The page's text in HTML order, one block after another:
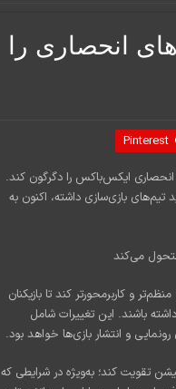
انحصاری را
Pinterest
انحصاری ایکس‌باکس را دگرگون کند.
بازی‌سازی داشته، اکنون به
و کاربرمحورتر کند تا بازیکنان
باشند. این تغییرات شامل
و انتشار بازی‌ها خواهد بود.
تقویت کند؛ به‌ویژه در شرایطی که